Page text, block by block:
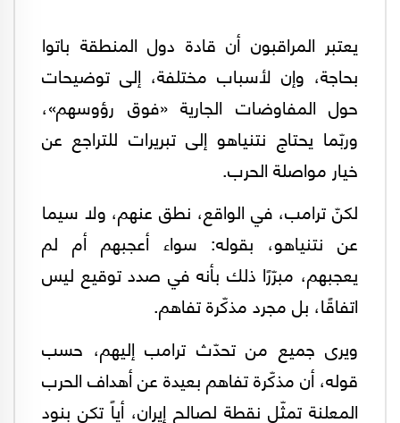
يعتبر المراقبون أن قادة دول المنطقة باتوا
بحاجة، وإن لأسباب مختلفة، إلى توضيحات
حول المفاوضات الجارية «فوق رؤوسهم»،
وربّما يحتاج نتنياهو إلى تبريرات للتراجع عن
خيار مواصلة الحرب.
لكنّ ترامب، في الواقع، نطق عنهم، ولا سيما
عن نتنياهو، بقوله: سواء أعجبهم أم لم
يعجبهم، مبرّرًا ذلك بأنه في صدد توقيع ليس
اتفاقًا، بل مجرد مذكّرة تفاهم.
ويرى جميع من تحدّث ترامب إليهم، حسب
قوله، أن مذكّرة تفاهم بعيدة عن أهداف الحرب
المعلنة تمثّل نقطة لصالح إيران، أياً تكن بنود